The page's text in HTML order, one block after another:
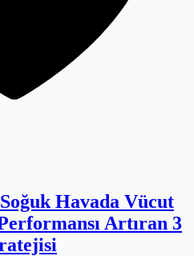
Havada Vücut
Artıran 3